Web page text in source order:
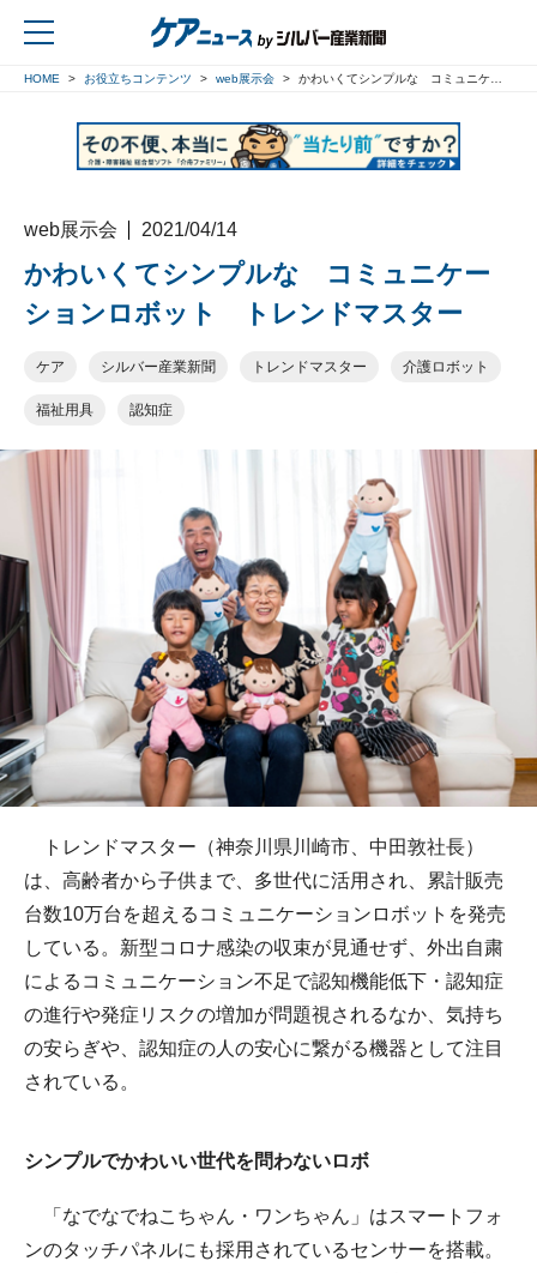
HOME お役立ちコンテンツ web展示会 かわいくてシンプルな コミュニケーションロボット トレンドマスター
web展示会 2021/04/14
かわいくてシンプルな コミュニケー
ションロボット トレンドマスター
ケア シルバー産業新聞 トレンドマスター 介護ロボット
福祉用具 認知症
トレンドマスター（神奈川県川崎市、中田敦社長）
は、高齢者から子供まで、多世代に活用され、累計販売
台数10万台を超えるコミュニケーションロボットを発売
している。新型コロナ感染の収束が見通せず、外出自粛
によるコミュニケーション不足で認知機能低下・認知症
の進行や発症リスクの増加が問題視されるなか、気持ち
の安らぎや、認知症の人の安心に繋がる機器として注目
されている。
シンプルでかわいい世代を問わないロボ
「なでなでねこちゃん・ワンちゃん」はスマートフォ
ンのタッチパネルにも採用されているセンサーを搭載。